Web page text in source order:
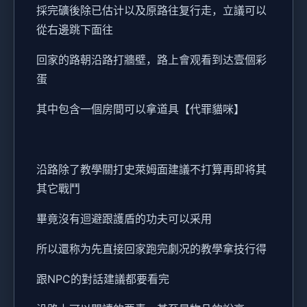
採完礦後除已估计以及原路往复行走，立議可以
從右邊跳下面往
回家的路朝沿路打牆壁，路上會观看到达壹個彩
蛋
其中包含一個房間可以拿道具【代罪貓咪】
沿路除了教學關打史萊姆面建議不打算再即将其
其它戰鬥
畢竟沒有迴避跟護盾的功夫可以采用
所以還称为先直接回家跑完劇况的教學拿技行得
跟NPC的對話建議都要看完